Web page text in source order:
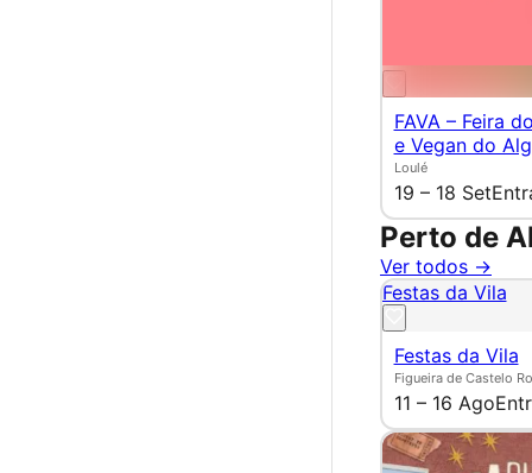
FAVA – Feira
e Vegan do
Loulé
19 – 18 Set
Perto de
Ver todos →
Festas da Vila
Festas da Vila
Figueira de Castelo
11 – 16 Ago